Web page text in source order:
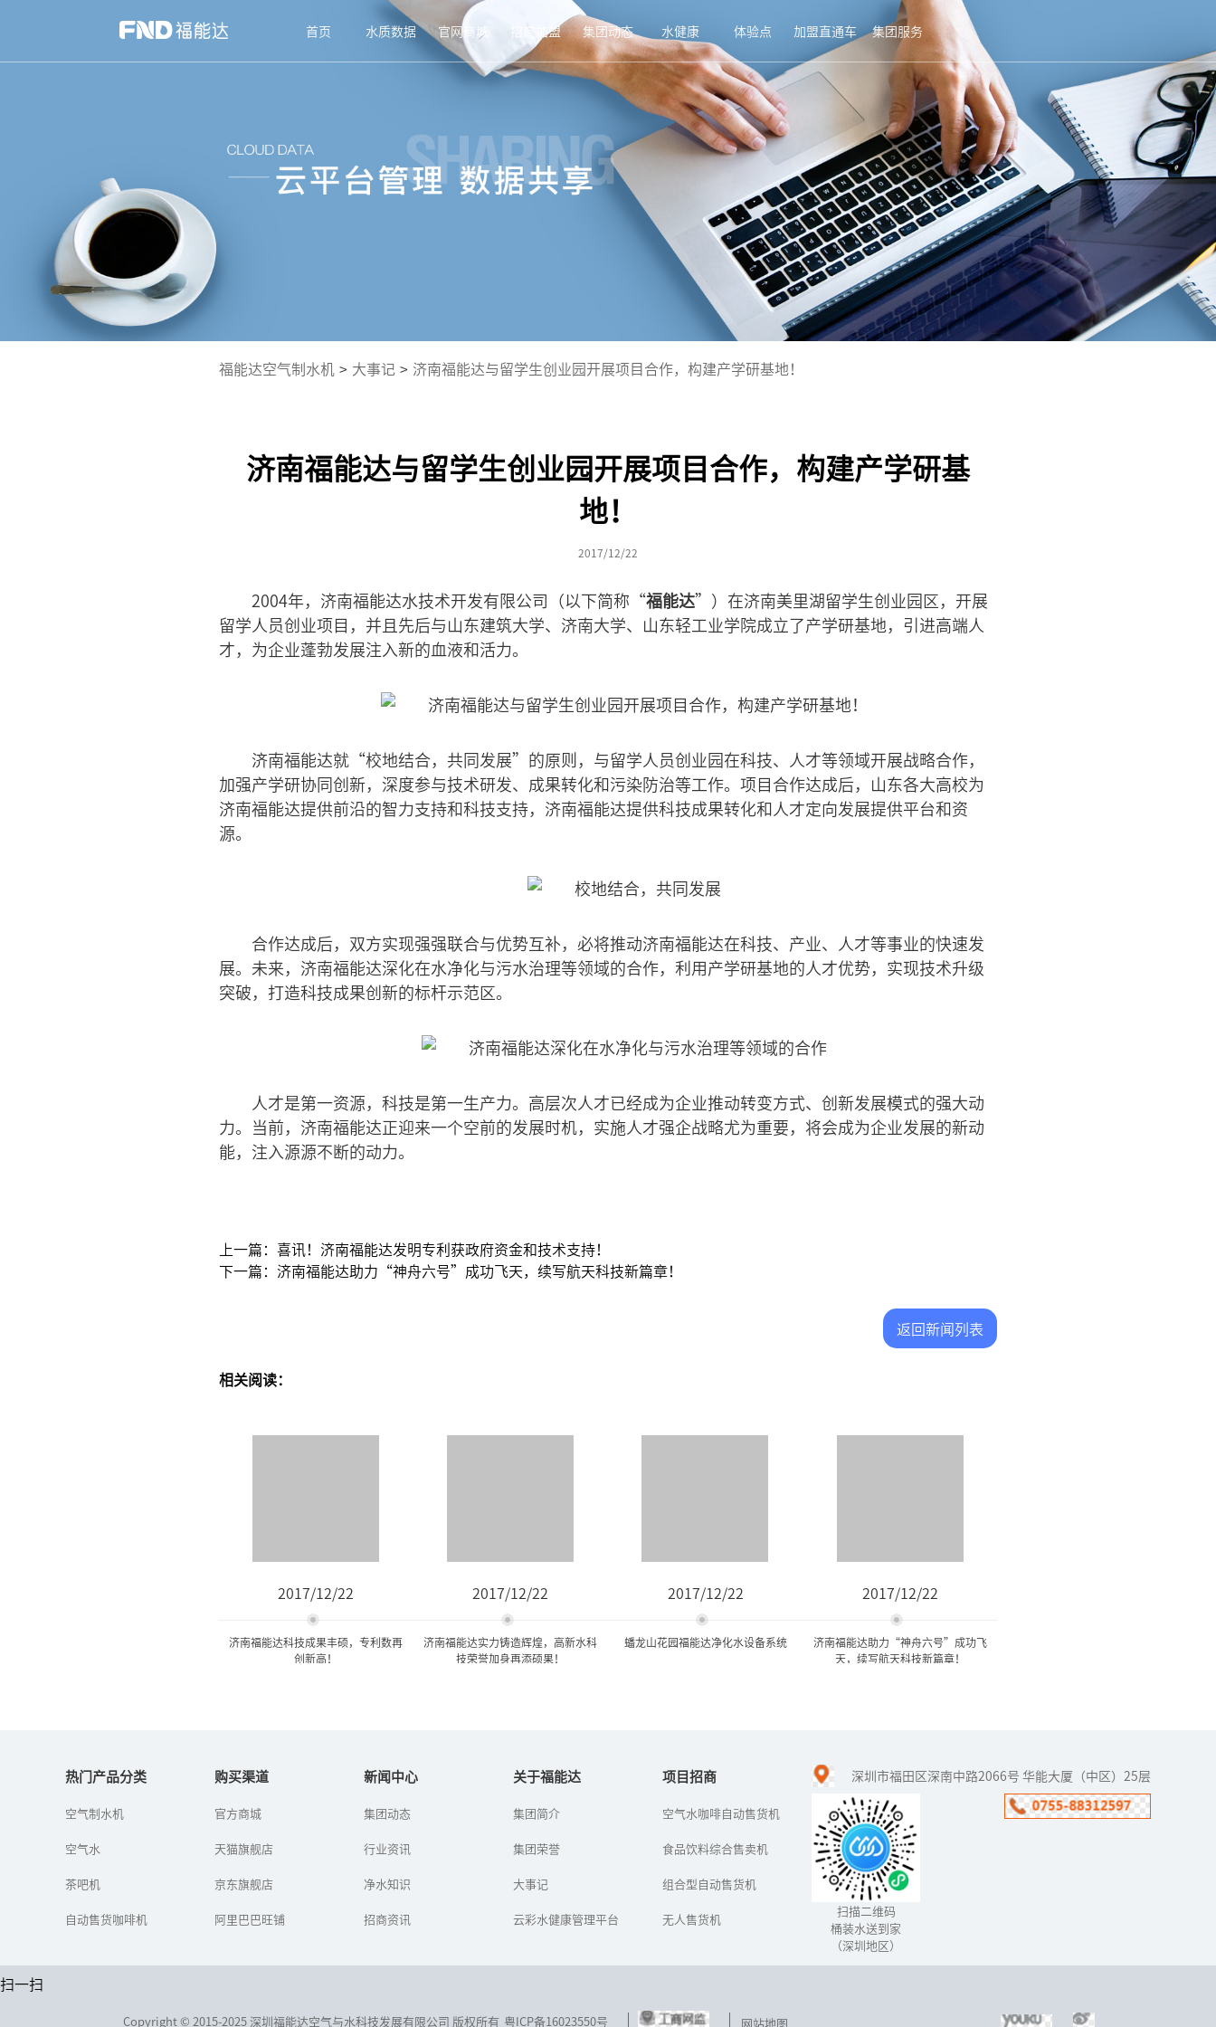
首页 水质数据 官网商城 招商加盟 集团动态 水健康 体验点 加盟直通车 集团服务
福能达空气制水机 > 大事记 > 济南福能达与留学生创业园开展项目合作，构建产学研基地！
济南福能达与留学生创业园开展项目合作，构建产学研基
地！
2017/12/22
2004年，济南福能达水技术开发有限公司（以下简称“福能达”）在济南美里湖留学生创业园区，开展
留学人员创业项目，并且先后与山东建筑大学、济南大学、山东轻工业学院成立了产学研基地，引进高端人
才，为企业蓬勃发展注入新的血液和活力。
济南福能达就“校地结合，共同发展”的原则，与留学人员创业园在科技、人才等领域开展战略合作，
加强产学研协同创新，深度参与技术研发、成果转化和污染防治等工作。项目合作达成后，山东各大高校为
济南福能达提供前沿的智力支持和科技支持，济南福能达提供科技成果转化和人才定向发展提供平台和资
源。
合作达成后，双方实现强强联合与优势互补，必将推动济南福能达在科技、产业、人才等事业的快速发
展。未来，济南福能达深化在水净化与污水治理等领域的合作，利用产学研基地的人才优势，实现技术升级
突破，打造科技成果创新的标杆示范区。
人才是第一资源，科技是第一生产力。高层次人才已经成为企业推动转变方式、创新发展模式的强大动
力。当前，济南福能达正迎来一个空前的发展时机，实施人才强企战略尤为重要，将会成为企业发展的新动
能，注入源源不断的动力。
上一篇：喜讯！济南福能达发明专利获政府资金和技术支持！
下一篇：济南福能达助力“神舟六号”成功飞天，续写航天科技新篇章！
返回新闻列表
相关阅读：
2017/12/22
济南福能达科技成果丰硕，专利数再
创新高！
回顾2017年，在公司领导
济南福能达的专利工作取
展提供了重要支撑，也为
2017/12/22
济南福能达实力铸造辉煌，高新水科
技荣誉加身再添硕果！
2008年，是济南福能达水
简称“济南福能达”）发
2017/12/22
蟠龙山花园福能达净化水设备系统
蟠龙山花园净化水设备是
而配置的净化水设备，水
给各个用水点，系统采用
2017/12/22
济南福能达助力“神舟六号”成功飞
天，续写航天科技新篇章！
济南福能达水技术开发有
限公司（以下简称“济南
福能达”）参与“神舟六
号”载人飞行任务的研
制、生产、建设、实验及
保障工作，并...
热门产品分类
空气制水机
空气水
茶吧机
自动售货咖啡机
购买渠道
官方商城
天猫旗舰店
京东旗舰店
阿里巴巴旺铺
新闻中心
集团动态
行业资讯
净水知识
招商资讯
关于福能达
集团简介
集团荣誉
大事记
云彩水健康管理平台
项目招商
空气水咖啡自动售货机
食品饮料综合售卖机
组合型自动售货机
无人售货机
深圳市福田区深南中路2066号 华能大厦（中区）25层
扫描二维码
桶装水送到家
（深圳地区）
扫一扫
Copyright © 2015-2025 深圳福能达空气与水科技发展有限公司 版权所有 粤ICP备16023550号 网站地图